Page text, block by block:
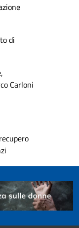
di
Carloni